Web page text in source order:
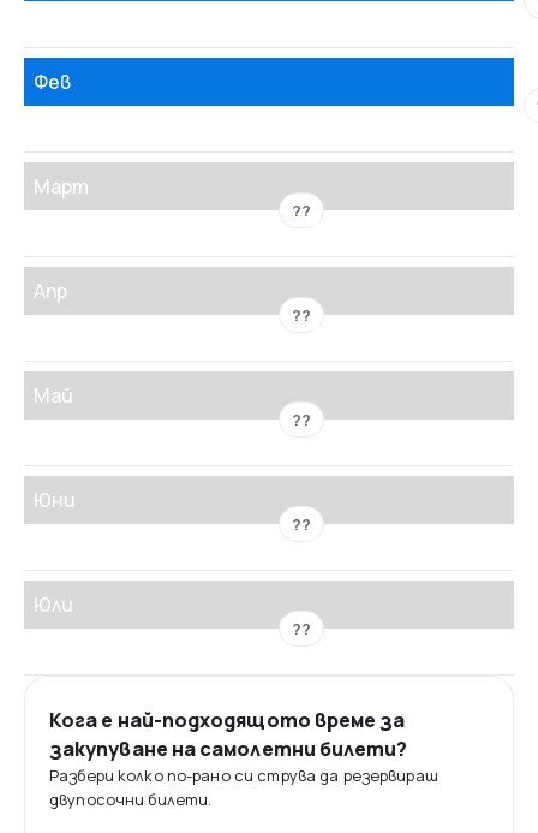
Фев
Март
??
Апр
??
Май
??
Юни
??
Юли
??
Кога е най-подходящото време за
закупуване на самолетни билети?
Разбери колко по-рано си струва да резервираш
двупосочни билети.